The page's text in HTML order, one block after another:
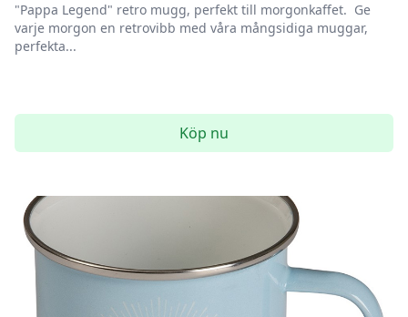
"Pappa Legend" retro mugg, perfekt till morgonkaffet. Ge
varje morgon en retrovibb med våra mångsidiga muggar,
perfekta...
Köp nu